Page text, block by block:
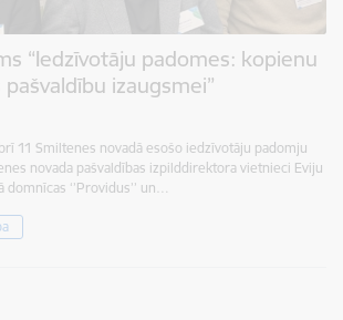
“Iedzīvotāju padomes: kopienu
izaugsmei”
11 Smiltenes novadā esošo iedzīvotāju padomju
novada pašvaldības izpilddirektora vietnieci Eviju
‘’Providus’’ un…